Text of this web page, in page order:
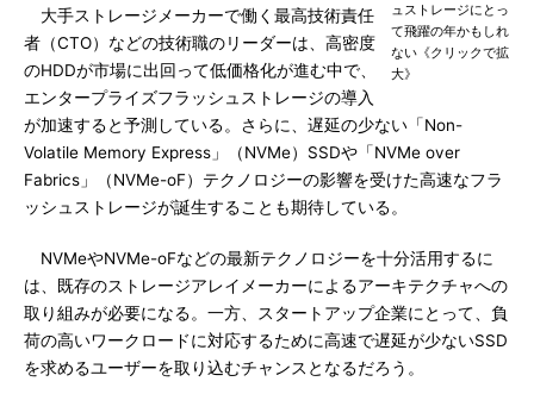
ュストレージにとっ
て飛躍の年かもしれ
ない《クリックで拡
大》
大手ストレージメーカーで働く最高技術責任
者（CTO）などの技術職のリーダーは、高密度
のHDDが市場に出回って低価格化が進む中で、
エンタープライズフラッシュストレージの導入
が加速すると予測している。さらに、遅延の少ない「Non-
Volatile Memory Express」（NVMe）SSDや「NVMe over
Fabrics」（NVMe-oF）テクノロジーの影響を受けた高速なフラ
ッシュストレージが誕生することも期待している。
NVMeやNVMe-oFなどの最新テクノロジーを十分活用するに
は、既存のストレージアレイメーカーによるアーキテクチャへの
取り組みが必要になる。一方、スタートアップ企業にとって、負
荷の高いワークロードに対応するために高速で遅延が少ないSSD
を求めるユーザーを取り込むチャンスとなるだろう。